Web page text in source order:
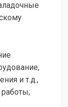
и т.д.,